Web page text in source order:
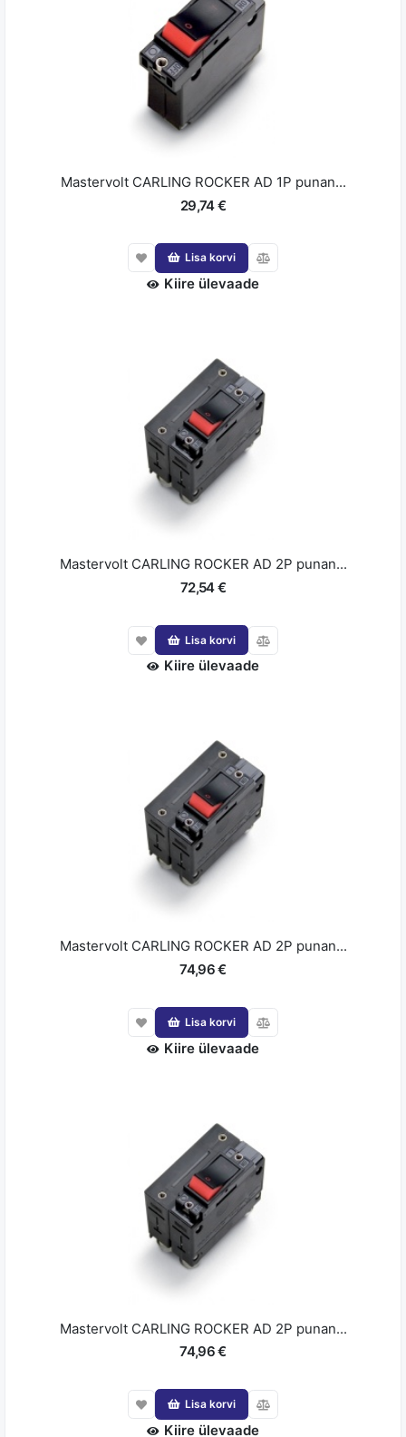
Mastervolt CARLING ROCKER AD 1P punan...
29,74 €
Lisa korvi
Kiire ülevaade
Mastervolt CARLING ROCKER AD 2P punan...
72,54 €
Lisa korvi
Kiire ülevaade
Mastervolt CARLING ROCKER AD 2P punan...
74,96 €
Lisa korvi
Kiire ülevaade
Mastervolt CARLING ROCKER AD 2P punan...
74,96 €
Lisa korvi
Kiire ülevaade